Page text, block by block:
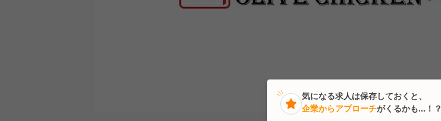
気になる求人は保存しておくと、
企業からアプローチがくるかも...！？